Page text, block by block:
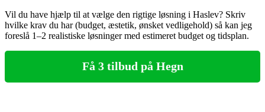
Vil du have hjælp til at vælge den rigtige løsning i Haslev? Skriv
hvilke krav du har (budget, æstetik, ønsket vedligehold) så kan jeg
foreslå 1–2 realistiske løsninger med estimeret budget og tidsplan.
Få 3 tilbud på Hegn